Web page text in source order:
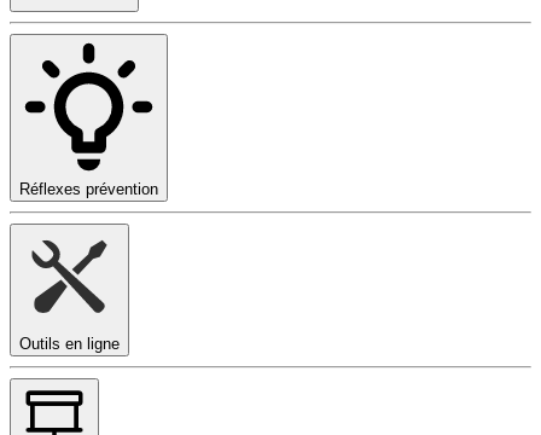
Réflexes prévention
Outils en ligne